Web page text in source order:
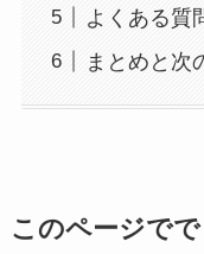
よくある質
まとめと次
このページで